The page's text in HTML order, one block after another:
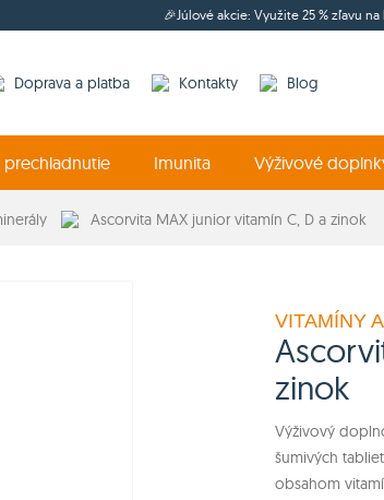
🎉Júlové akcie: Využite 25 % zľavu
Doprava a platba Kontakty Blog
prechladnutie Imunita Výživové
Ascorvita MAX junior vitamín C, D a zinok
VITAMÍNY
zinok
Výživový
šumivých
obsahom